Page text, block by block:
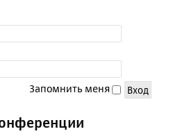
Запомнить меня